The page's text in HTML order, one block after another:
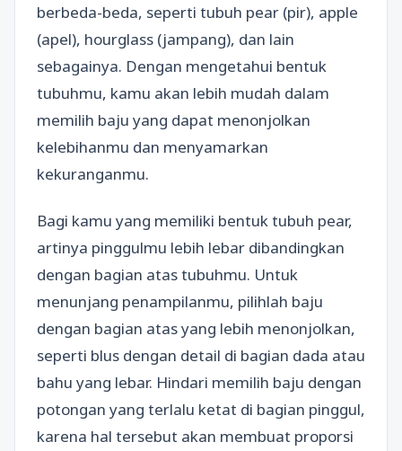
berbeda-beda, seperti tubuh pear (pir), apple
(apel), hourglass (jampang), dan lain
sebagainya. Dengan mengetahui bentuk
tubuhmu, kamu akan lebih mudah dalam
memilih baju yang dapat menonjolkan
kelebihanmu dan menyamarkan
kekuranganmu.
Bagi kamu yang memiliki bentuk tubuh pear,
artinya pinggulmu lebih lebar dibandingkan
dengan bagian atas tubuhmu. Untuk
menunjang penampilanmu, pilihlah baju
dengan bagian atas yang lebih menonjolkan,
seperti blus dengan detail di bagian dada atau
bahu yang lebar. Hindari memilih baju dengan
potongan yang terlalu ketat di bagian pinggul,
karena hal tersebut akan membuat proporsi